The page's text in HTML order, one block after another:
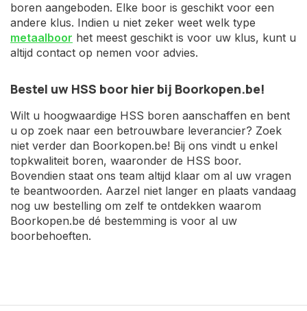
boren aangeboden. Elke boor is geschikt voor een
andere klus. Indien u niet zeker weet welk type
metaalboor het meest geschikt is voor uw klus, kunt u
altijd contact op nemen voor advies.
Bestel uw HSS boor hier bij Boorkopen.be!
Wilt u hoogwaardige HSS boren aanschaffen en bent
u op zoek naar een betrouwbare leverancier? Zoek
niet verder dan Boorkopen.be! Bij ons vindt u enkel
topkwaliteit boren, waaronder de HSS boor.
Bovendien staat ons team altijd klaar om al uw vragen
te beantwoorden. Aarzel niet langer en plaats vandaag
nog uw bestelling om zelf te ontdekken waarom
Boorkopen.be dé bestemming is voor al uw
boorbehoeften.